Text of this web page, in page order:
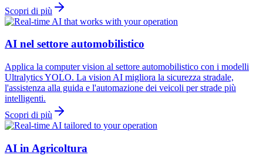
Scopri di più
AI nel settore automobilistico
Applica la computer vision al settore automobilistico con i modelli
Ultralytics YOLO. La vision AI migliora la sicurezza stradale,
l'assistenza alla guida e l'automazione dei veicoli per strade più
intelligenti.
Scopri di più
AI in Agricoltura